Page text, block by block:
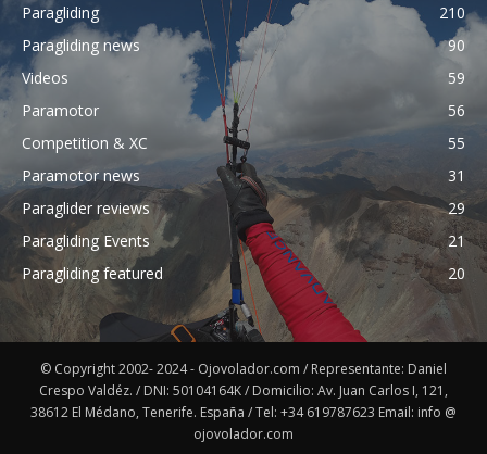
Paragliding
210
Paragliding news
90
Videos
59
Paramotor
56
Competition & XC
55
Paramotor news
31
Paraglider reviews
29
Paragliding Events
21
Paragliding featured
20
© Copyright 2002- 2024 - Ojovolador.com / Representante: Daniel
Crespo Valdéz. / DNI: 50104164K / Domicilio: Av. Juan Carlos I, 121,
38612 El Médano, Tenerife. España / Tel: +34 619787623 Email: info @
ojovolador.com